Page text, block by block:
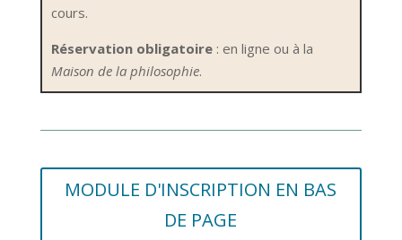
cours.
Réservation obligatoire: en ligne ou à la
Maison de la philosophie.
MODULE D'INSCRIPTION EN BAS
DE PAGE